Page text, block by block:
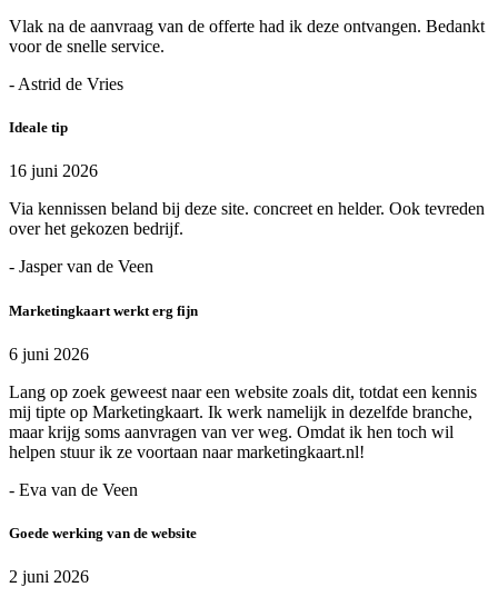
Vlak na de aanvraag van de offerte had ik deze ontvangen. Bedankt
voor de snelle service.
- Astrid de Vries
Ideale tip
16 juni 2026
Via kennissen beland bij deze site. concreet en helder. Ook tevreden
over het gekozen bedrijf.
- Jasper van de Veen
Marketingkaart werkt erg fijn
6 juni 2026
Lang op zoek geweest naar een website zoals dit, totdat een kennis
mij tipte op Marketingkaart. Ik werk namelijk in dezelfde branche,
maar krijg soms aanvragen van ver weg. Omdat ik hen toch wil
helpen stuur ik ze voortaan naar marketingkaart.nl!
- Eva van de Veen
Goede werking van de website
2 juni 2026